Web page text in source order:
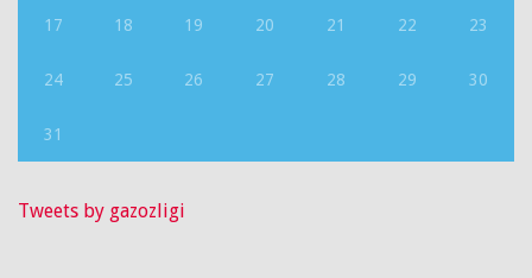
17 18 19 20 21 22 23
24 25 26 27 28 29 30
31
Tweets by gazozligi